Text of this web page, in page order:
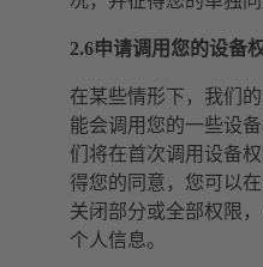
2.6申请调用您的设备
在某些情形下，我们
能会调用您的一些设
们将在首次调用设备
得您的同意，您可以
关闭部分或全部权限
个人信息。